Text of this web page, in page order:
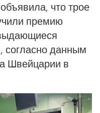
объявила, что трое
премию
согласно данным
Швейцарии в